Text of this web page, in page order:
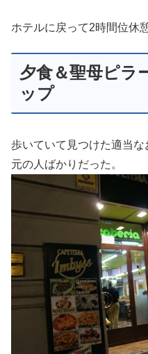
ホテルに戻って2時間位休
夕食＆聖母ピラ
ップ
歩いていて見つけた適当
元の人ばかりだった。